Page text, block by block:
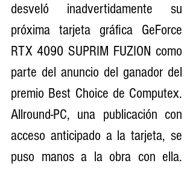
desveló inadvertidamente su
próxima tarjeta gráfica GeForce
RTX 4090 SUPRIM FUZION como
parte del anuncio del ganador del
premio Best Choice de Computex.
Allround-PC, una publicación con
acceso anticipado a la tarjeta, se
puso manos a la obra con ella.